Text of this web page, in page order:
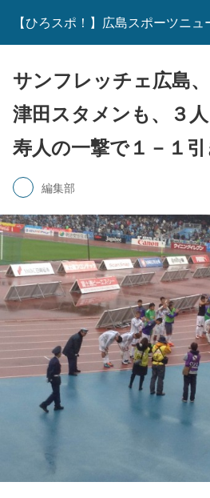
【ひろスポ！】広島スポーツニ
サンフレッチェ広島
津田スタメンも、３人
寿人の一撃で１－１
編集部